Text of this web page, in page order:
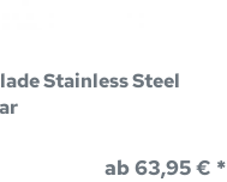
Stainless Steel
ab 63,95 € *